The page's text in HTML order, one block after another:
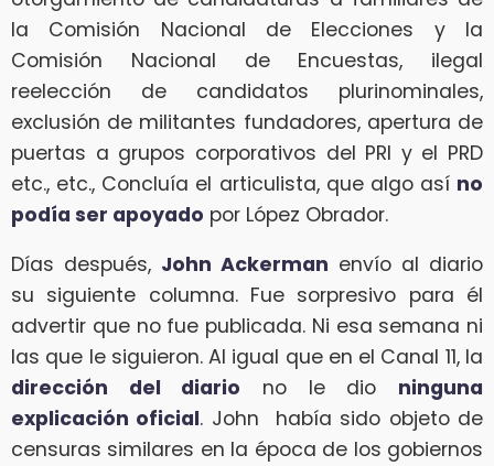
la Comisión Nacional de Elecciones y la
Comisión Nacional de Encuestas, ilegal
reelección de candidatos plurinominales,
exclusión de militantes fundadores, apertura de
puertas a grupos corporativos del PRI y el PRD
etc., etc., Concluía el articulista, que algo así no
podía ser apoyado por López Obrador.
Días después, John Ackerman envío al diario
su siguiente columna. Fue sorpresivo para él
advertir que no fue publicada. Ni esa semana ni
las que le siguieron. Al igual que en el Canal 11, la
dirección del diario no le dio ninguna
explicación oficial. John había sido objeto de
censuras similares en la época de los gobiernos